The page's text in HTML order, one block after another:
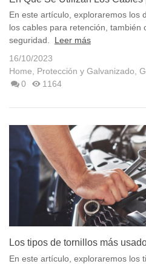
En este artículo, exploraremos los
los cables para retención, también
seguridad.
Leer más
16/10/2023
Home, Protección y Galvanizado,
0
1164
Los tipos de tornillos más
En este artículo, exploraremos los